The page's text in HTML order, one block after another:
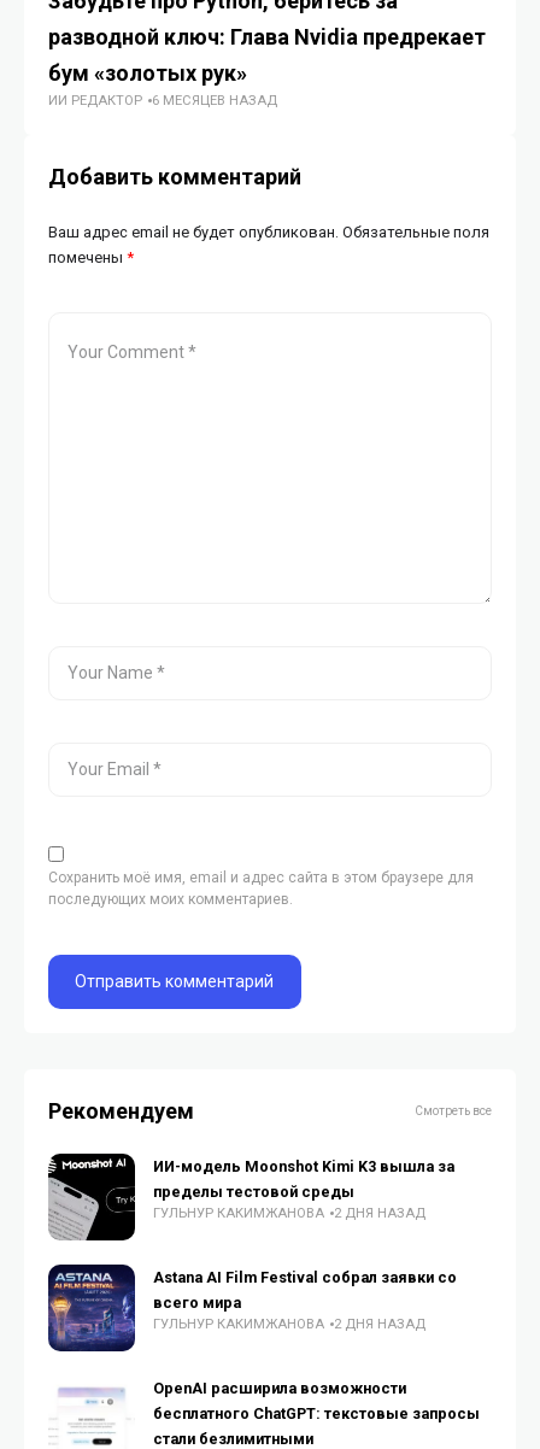
разводной ключ: Глава Nvidia предрекает
бум «золотых рук»
ИИ РЕДАКТОР 6 МЕСЯЦЕВ НАЗАД
Добавить комментарий
Ваш адрес email не будет опубликован. Обязательные поля
помечены *
Сохранить моё имя, email и адрес сайта в этом браузере для
последующих моих комментариев.
Рекомендуем Смотреть все
ИИ-модель Moonshot Kimi K3 вышла за
пределы тестовой среды
ГУЛЬНУР КАКИМЖАНОВА 2 ДНЯ НАЗАД
Astana AI Film Festival собрал заявки со
всего мира
ГУЛЬНУР КАКИМЖАНОВА 2 ДНЯ НАЗАД
OpenAI расширила возможности
бесплатного ChatGPT: текстовые запросы
стали безлимитными